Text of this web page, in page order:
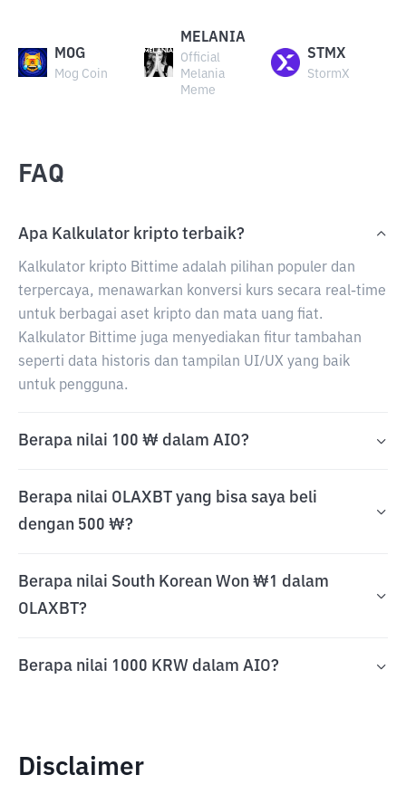
MOG
Mog Coin
MELANIA
Official
Melania
Meme
STMX
StormX
FAQ
Apa Kalkulator kripto terbaik?
Kalkulator kripto Bittime adalah pilihan populer dan
terpercaya, menawarkan konversi kurs secara real-time
untuk berbagai aset kripto dan mata uang fiat.
Kalkulator Bittime juga menyediakan fitur tambahan
seperti data historis dan tampilan UI/UX yang baik
untuk pengguna.
Berapa nilai 100 ₩ dalam AIO?
Berapa nilai OLAXBT yang bisa saya beli
dengan 500 ₩?
Berapa nilai South Korean Won ₩1 dalam
OLAXBT?
Berapa nilai 1000 KRW dalam AIO?
Disclaimer